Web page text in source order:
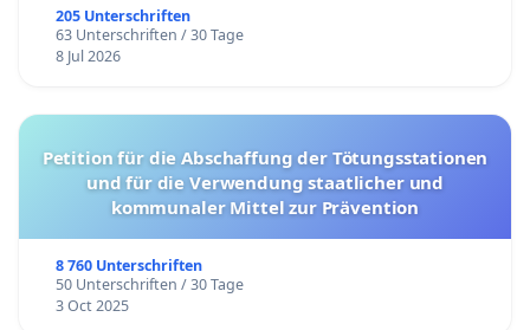
205 Unterschriften
63 Unterschriften / 30 Tage
8 Jul 2026
Petition für die Abschaffung der Tötungsstationen
und für die Verwendung staatlicher und
kommunaler Mittel zur Prävention
8 760 Unterschriften
50 Unterschriften / 30 Tage
3 Oct 2025